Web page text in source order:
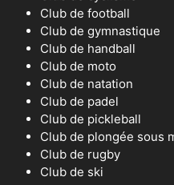
Club de football
Club de gymnastique
Club de handball
Club de moto
Club de natation
Club de padel
Club de pickleball
Club de plongée sous
Club de rugby
Club de ski